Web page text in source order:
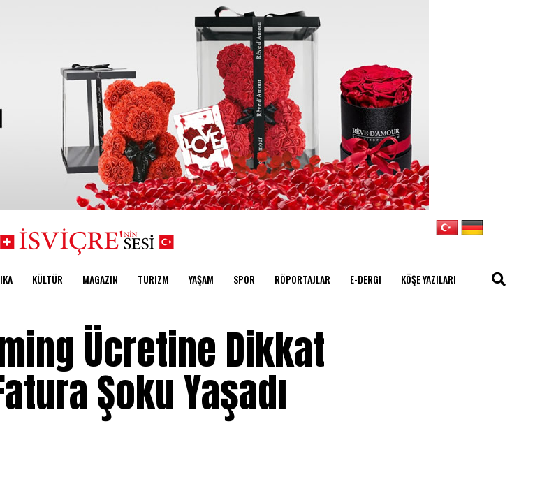
KÜLTÜR MAGAZIN TURIZM YAŞAM SPOR RÖPORTAJLAR E-DERGI KÖŞE YAZILARI
Ücretine Dikkat
Şoku Yaşadı